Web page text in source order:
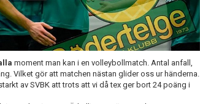
moment man kan i en volleybollmatch. Antal anfall,
Vilket gör att matchen nästan glider oss ur händerna.
av SVBK att trots att vi då tex ger bort 24 poäng i